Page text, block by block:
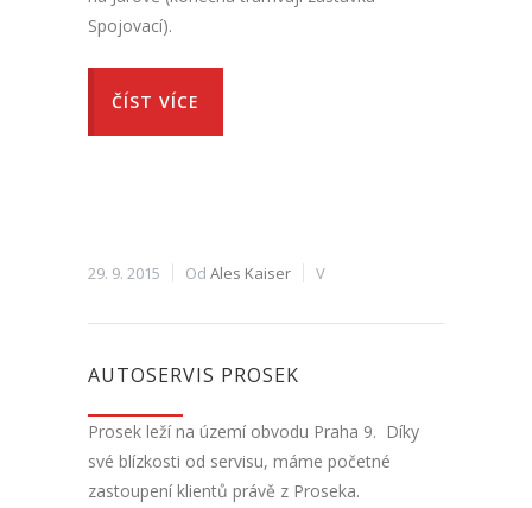
Spojovací).
ČÍST VÍCE
29. 9. 2015 Od Ales Kaiser V
AUTOSERVIS PROSEK
Prosek leží na území obvodu Praha 9. Díky
své blízkosti od servisu, máme početné
zastoupení klientů právě z Proseka.